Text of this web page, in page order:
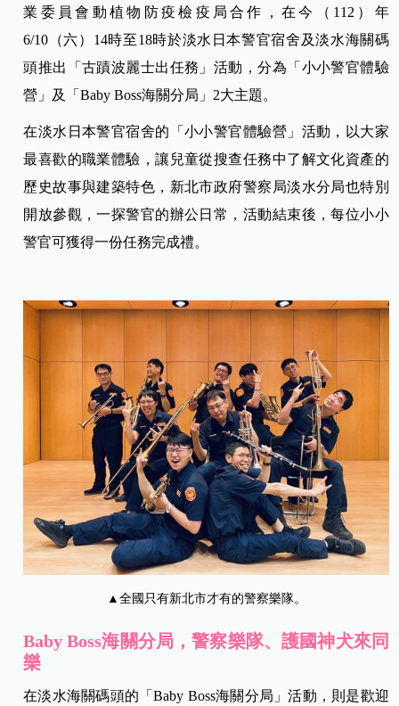
業委員會動植物防疫檢疫局合作，在今（112）年
6/10（六）14時至18時於淡水日本警官宿舍及淡水海關碼
頭推出「古蹟波麗士出任務」活動，分為「小小警官體驗
營」及「Baby Boss海關分局」2大主題。
在淡水日本警官宿舍的「小小警官體驗營」活動，以大家
最喜歡的職業體驗，讓兒童從搜查任務中了解文化資產的
歷史故事與建築特色，新北市政府警察局淡水分局也特別
開放參觀，一探警官的辦公日常，活動結束後，每位小小
警官可獲得一份任務完成禮。
▲全國只有新北市才有的警察樂隊。
Baby Boss海關分局，警察樂隊、護國神犬來同
樂
在淡水海關碼頭的「Baby Boss海關分局」活動，則是歡迎